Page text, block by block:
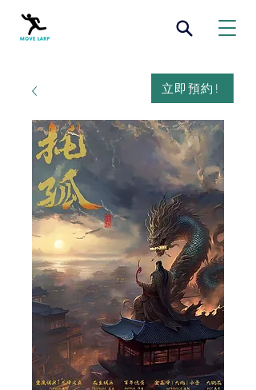
立即預約!